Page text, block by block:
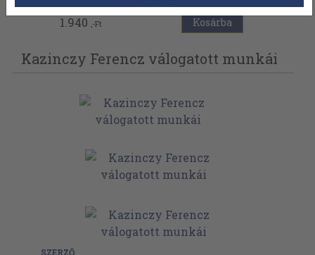
1.940 ,-Ft Kosárba
Kazinczy Ferencz válogatott munkái
SZERZŐ